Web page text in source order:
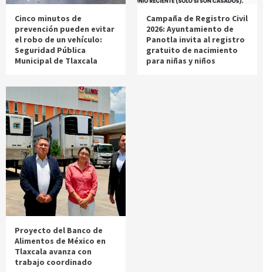
Cinco minutos de
prevención pueden evitar
el robo de un vehículo:
Seguridad Pública
Municipal de Tlaxcala
Campaña de Registro Civil
2026: Ayuntamiento de
Panotla invita al registro
gratuito de nacimiento
para niñas y niños
Proyecto del Banco de
Alimentos de México en
Tlaxcala avanza con
trabajo coordinado